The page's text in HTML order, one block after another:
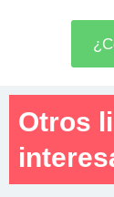
Otros